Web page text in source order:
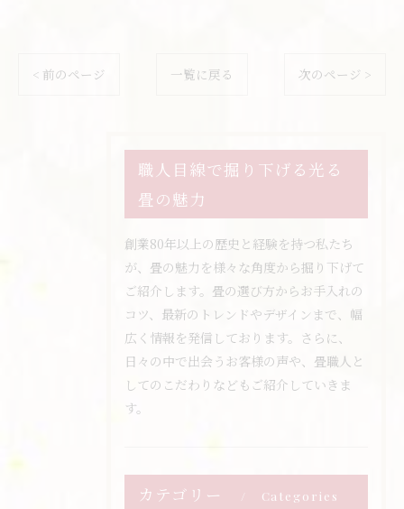
< 前のページ 一覧に戻る 次のページ >
職人目線で掘り下げる光る
畳の魅力
創業80年以上の歴史と経験を持つ私たち
が、畳の魅力を様々な角度から掘り下げて
ご紹介します。畳の選び方からお手入れの
コツ、最新のトレンドやデザインまで、幅
広く情報を発信しております。さらに、
日々の中で出会うお客様の声や、畳職人と
してのこだわりなどもご紹介していきま
す。
カテゴリー Categories